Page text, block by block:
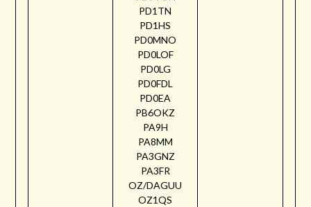
PD1TN
PD1HS
PD0MNO
PD0LOF
PD0LG
PD0FDL
PD0EA
PB6OKZ
PA9H
PA8MM
PA3GNZ
PA3FR
OZ/DAGUU
OZ1QS